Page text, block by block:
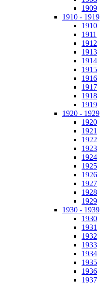
1909
1910 - 1919
1910
1911
1912
1913
1914
1915
1916
1917
1918
1919
1920 - 1929
1920
1921
1922
1923
1924
1925
1926
1927
1928
1929
1930 - 1939
1930
1931
1932
1933
1934
1935
1936
1937